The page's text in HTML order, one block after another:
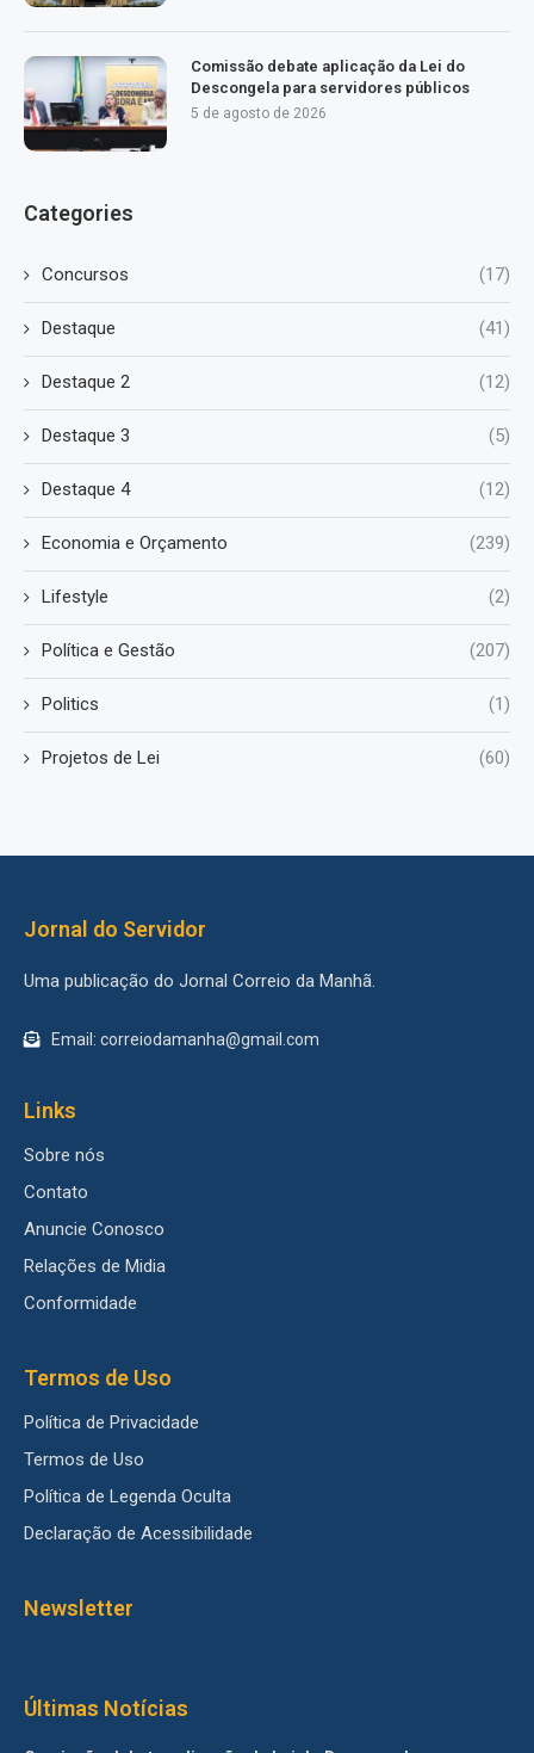
Comissão debate aplicação da Lei do
Descongela para servidores públicos
5 de agosto de 2026
Categories
Concursos (17)
Destaque (41)
Destaque 2 (12)
Destaque 3 (5)
Destaque 4 (12)
Economia e Orçamento (239)
Lifestyle (2)
Política e Gestão (207)
Politics (1)
Projetos de Lei (60)
Jornal do Servidor
Uma publicação do Jornal Correio da Manhã.
Email: correiodamanha@gmail.com
Links
Sobre nós
Contato
Anuncie Conosco
Relações de Midia
Conformidade
Termos de Uso
Política de Privacidade
Termos de Uso
Política de Legenda Oculta
Declaração de Acessibilidade
Newsletter
Últimas Notícias